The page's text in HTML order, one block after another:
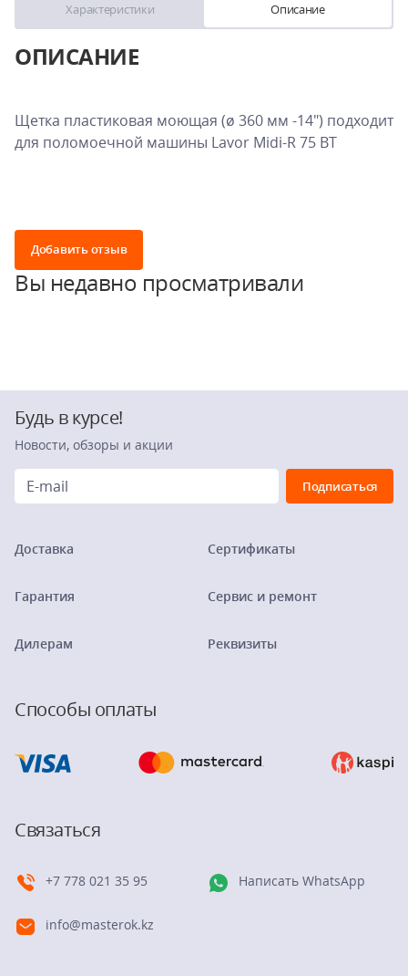
Характеристики Описание
ОПИСАНИЕ
Щетка пластиковая моющая (ø 360 мм -14") подходит
для поломоечной машины Lavor Midi-R 75 BT
Добавить отзыв
Вы недавно просматривали
Будь в курсе!
Новости, обзоры и акции
Доставка
Гарантия
Дилерам
Сертификаты
Сервис и ремонт
Реквизиты
Способы оплаты
Связаться
+7 778 021 35 95 Написать WhatsApp
info@masterok.kz